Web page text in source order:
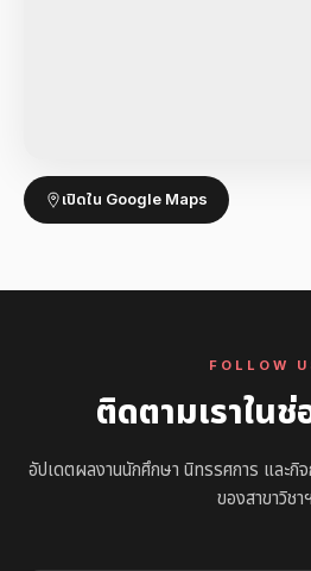
เปิดใน Google Maps
FOLLOW
ติดตามเราใน
อัปเดตผลงานนักศึกษา นิทรรศการ และกิ
ของสาขาวิชาฯ